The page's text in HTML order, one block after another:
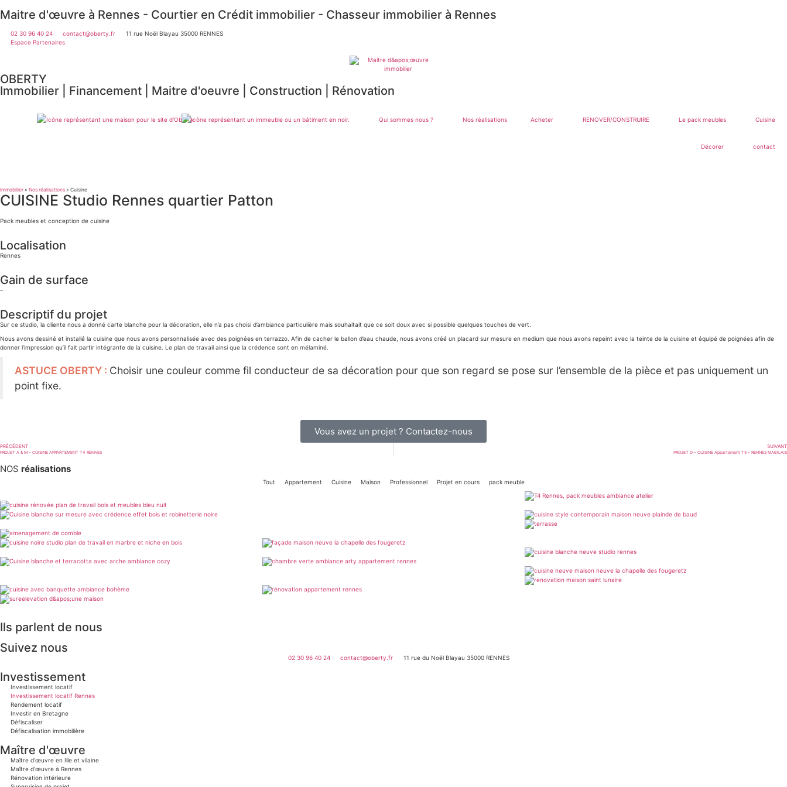
Maitre d'œuvre à Rennes - Courtier en Crédit immobilier - Chasseur immobilier à Rennes
02 30 96 40 24 contact@oberty.fr
11 rue Noël Blayau 35000 RENNES
Espace Partenaires
OBERTY
Immobilier | Financement | Maitre d'oeuvre
Construction Rénovation
Qui sommes nous ? Nos réalisations Acheter RENOVER/CONSTRUIRE Le pack meubles Cuisine
Décorer contact
Immobilier » Nos réalisations » Cuisine
CUISINE Studio Rennes quartier Patton
Pack meubles et conception de cuisine
Localisation
Rennes
Gain de surface
–
Descriptif du projet
Sur ce studio, la cliente nous a donné carte blanche pour la décoration, elle n’a pas choisi d’ambiance particulière mais souhaitait que ce soit doux avec si possible quelques touches de vert.
Nous avons dessiné et installé la cuisine que nous avons personnalisée avec des poignées en terrazzo. Afin de cacher le ballon d’eau chaude, nous avons créé un placard sur mesure en medium que nous avons repeint avec la teinte de la cuisine et équipé de poignées afin de
donner l’impression qu’il fait partir intégrante de la cuisine. Le plan de travail ainsi que la crédence sont en mélaminé.
ASTUCE OBERTY : Choisir une couleur comme fil conducteur de sa décoration pour que son regard se pose sur l’ensemble de la pièce et pas uniquement un
point fixe.
Vous avez un projet ? Contactez-nous
PRÉCÉDENT
PROJET A & M – CUISINE APPARTEMENT T4 RENNES
SUIVANT
PROJET D – CUISINE Appartement T5 – RENNES MABILAIS
NOS réalisations
Tout Appartement Cuisine Maison Professionnel Projet en cours pack meuble
Ils parlent de nous
Suivez nous
02 30 96 40 24 contact@oberty.fr 11 rue du Noël Blayau 35000 RENNES
Investissement
Investissement locatif
Investissement locatif Rennes
Rendement locatif
Investir en Bretagne
Défiscaliser
Défiscalisation immobilière
Maître d'œuvre
Maître d'œuvre en Ille et vilaine
Maître d'œuvre à Rennes
Rénovation intérieure